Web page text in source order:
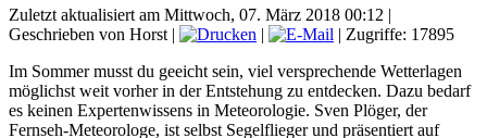
Zuletzt aktualisiert am Mittwoch, 07. März 2018 00:12 |
Geschrieben von Horst | |
| Zugriffe: 17895
Im Sommer musst du geeicht sein, viel versprechende Wetterlagen
möglichst weit vorher in der Entstehung zu entdecken. Dazu bedarf
es keinen Expertenwissens in Meteorologie. Sven Plöger, der
Fernseh-Meteorologe, ist selbst Segelflieger und präsentiert auf